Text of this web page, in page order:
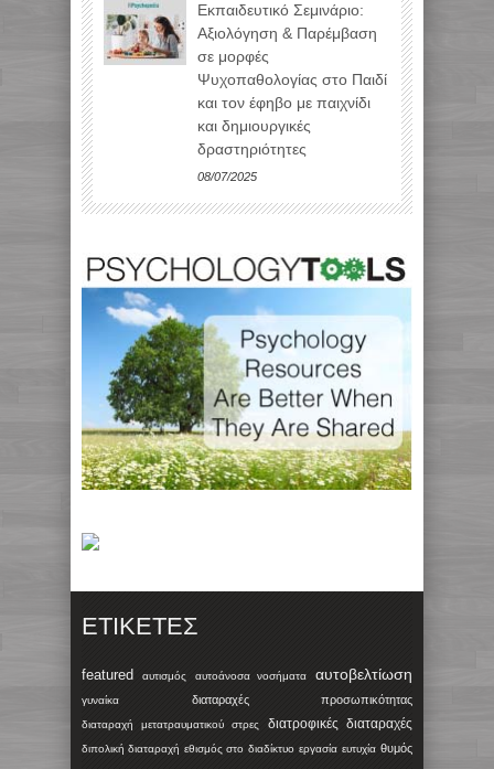
Εκπαιδευτικό Σεμινάριο:
Αξιολόγηση & Παρέμβαση
σε μορφές
Ψυχοπαθολογίας στο Παιδί
και τον έφηβο με παιχνίδι
και δημιουργικές
δραστηριότητες
08/07/2025
ΕΤΙΚΈΤΕΣ
featured αυτισμός αυτοάνοσα νοσήματα αυτοβελτίωση
γυναίκα διαταραχές προσωπικότητας
διαταραχή μετατραυματικού στρες διατροφικές διαταραχές
διπολική διαταραχή εθισμός στο διαδίκτυο εργασία ευτυχία θυμός